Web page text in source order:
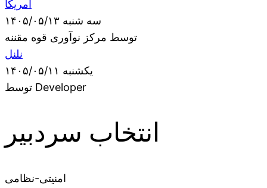
آمریکا
سه شنبه ۱۴۰۵/۰۵/۱۳
توسط مرکز نوآوری قوه مقننه
نلنل
یکشنبه ۱۴۰۵/۰۵/۱۱
توسط Developer
انتخاب سردبیر
امنیتی-نظامی